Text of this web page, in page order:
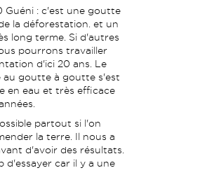
Guéni : c'est une goutte
la déforestation. et un
long terme. Si d'autres
pourrons travailler
d'ici 20 ans. Le
au goutte à goutte s'est
en eau et très efficace
partout si l'on
la terre. Il nous a
d'avoir des résultats.
d'essayer car il y a une